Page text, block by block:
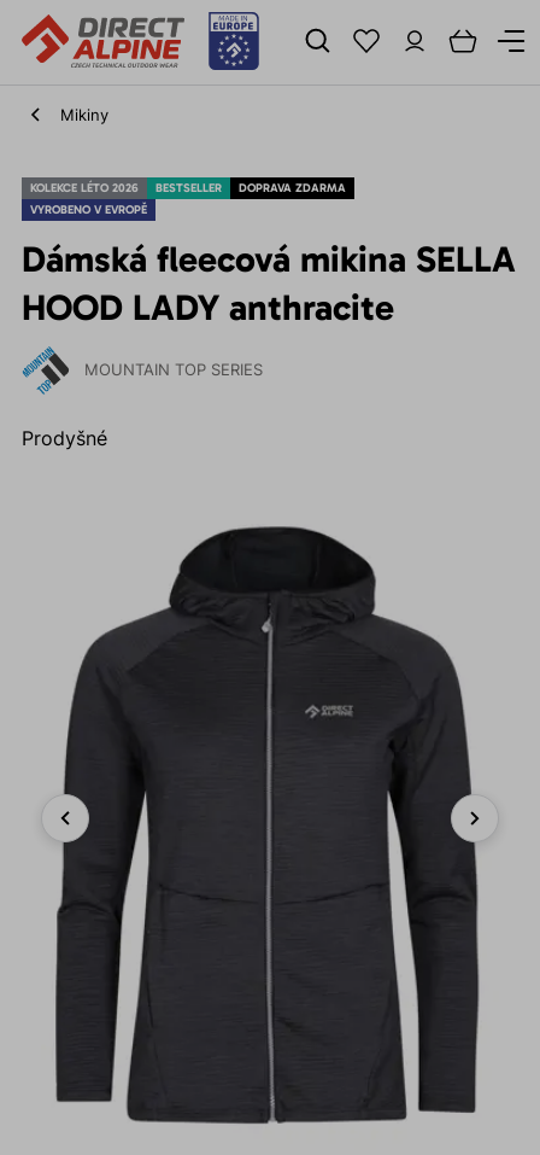
Mikiny
KOLEKCE LÉTO 2026 BESTSELLER
DOPRAVA ZDARMA
VYROBENO V EVROPĚ
Dámská fleecová mikina SELLA
HOOD LADY anthracite
MOUNTAIN TOP SERIES
Prodyšné
Next